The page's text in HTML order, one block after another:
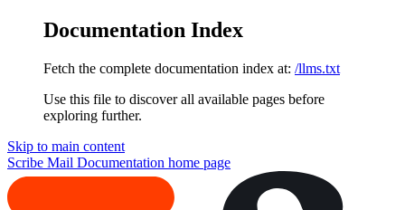
Documentation Index
Fetch the complete documentation index at: /llms.txt
Use this file to discover all available pages before
exploring further.
Skip to main content
Scribe Mail Documentation home page